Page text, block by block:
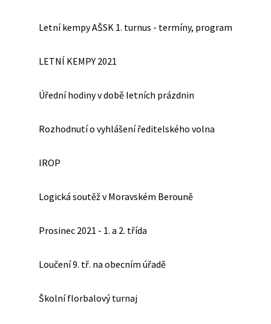
Letní kempy AŠSK 1. turnus - termíny, program
LETNÍ KEMPY 2021
Úřední hodiny v době letních prázdnin
Rozhodnutí o vyhlášení ředitelského volna
IROP
Logická soutěž v Moravském Berouně
Prosinec 2021 - 1. a 2. třída
Loučení 9. tř. na obecním úřadě
Školní florbalový turnaj